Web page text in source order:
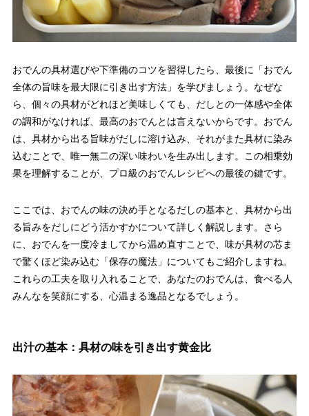
おでんの具材選びや下準備のコツを習得したら、最後に「おでん
全体の旨味を最大限に引き出す方法」を学びましょう。なぜな
ら、個々の具材がどれほど美味しくても、だしとの一体感や全体
の調和がなければ、最高のおでんとは言えないからです。おでん
は、具材から出る旨味がだしに溶け込み、それがまた具材に染み
込むことで、唯一無二の深い味わいを生み出します。この相乗効
果を理解することが、プロ級のおでんレシピへの最後の鍵です。
ここでは、おでんの味の決め手となるだしの基本と、具材から出
る旨みをだしにどう活かすかについて詳しく解説します。さら
に、おでんを一度冷ましてから温め直すことで、味が具材の芯ま
で驚くほど染み込む「保存の魔法」についてもご紹介しますね。
これらの工夫を取り入れることで、あなたのおでんは、食べる人
みんなを笑顔にする、心温まる逸品となるでしょう。
出汁の基本：具材の味を引き出す黄金比